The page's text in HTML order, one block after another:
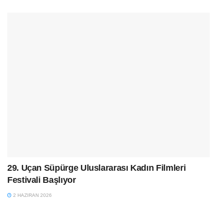
29. Uçan Süpürge Uluslararası Kadın Filmleri
Festivali Başlıyor
2 HAZIRAN 2026